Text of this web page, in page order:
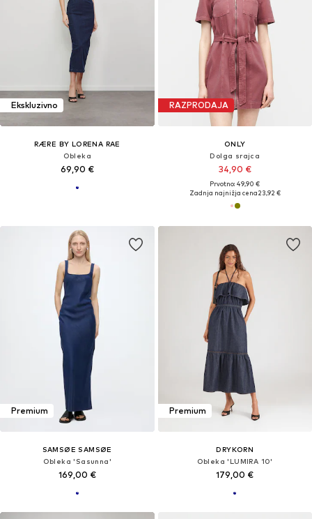
Ekskluzivno
RÆRE BY LORENA RAE
Obleka
69,90 €
RAZPRODAJA
ONLY
Dolga srajca
34,90 €
Prvotno: 49,90 €
Zadnja najnižja cena23,92 €
Premium
SAMSØE SAMSØE
Obleka 'Sasunna'
169,00 €
Premium
DRYKORN
Obleka 'LUMIRA 10'
179,00 €